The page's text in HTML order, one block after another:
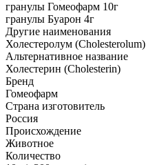
гранулы Гомеофарм 10г
гранулы Буарон 4г
Другие наименования
Холестеролум (Cholesterolum)
Альтернативное название
Холестерин (Cholesterin)
Бренд
Гомеофарм
Страна изготовитель
Россия
Происхождение
Животное
Количество